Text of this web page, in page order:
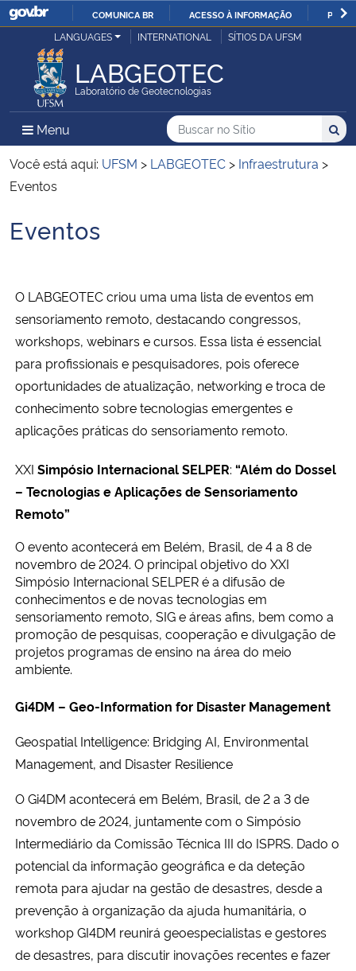
IR
O
COMUNICA BR ACESSO À INFORMAÇÃO
Ministério da Justiça e Segurança Pública
Ministério da Defesa
Ministério das Relações Exteriores
Ministério da Infraestrutura
Ministério da Educação
Ministério da Cidadania
Ministério da Saúde
Ministério da Ciência, Tecnologia, Inovações e Comunicações
Ministério do Turismo
Ministério do Desenvolvimento Regional
Controladoria-Geral da União
Ministério da Mulher, da Família e dos Direitos Humanos
Secretaria-Geral
Secretaria de Governo
Advocacia-Geral da União
Banco Central do Brasil
Planalto
LANGUAGES INTERNATIONAL SÍTIOS DA UFSM
LABGEOTEC
Laboratório de Geotecnologias
Menu Menu Principal do Sítio
Busca
Buscar no no Sítio
Busca:
Você está aqui: UFSM > LABGEOTEC > Infraestrutura >
Eventos
Início do conteúdo
Eventos
O LABGEOTEC criou uma uma lista de eventos em
sensoriamento remoto, destacando congressos,
workshops, webinars e cursos. Essa lista é essencial
para profissionais e pesquisadores, pois oferece
oportunidades de atualização, networking e troca de
conhecimento sobre tecnologias emergentes e
aplicações práticas do sensoriamento remoto.
XXI Simpósio Internacional SELPER: “Além do Dossel
– Tecnologias e Aplicações de Sensoriamento
Remoto”
O evento acontecerá em Belém, Brasil, de 4 a 8 de
novembro de 2024. O principal objetivo do XXI
Simpósio Internacional SELPER é a difusão de
conhecimentos e de novas tecnologias em
sensoriamento remoto, SIG e áreas afins, bem como a
promoção de pesquisas, cooperação e divulgação de
projetos programas de ensino na área do meio
ambiente.
Gi4DM – Geo-Information for Disaster Management
Geospatial Intelligence: Bridging AI, Environmental
Management, and Disaster Resilience
O Gi4DM acontecerá em Belém, Brasil, de 2 a 3 de
novembro de 2024, juntamente com o Simpósio
Intermediário da Comissão Técnica III do ISPRS. Dado o
potencial da informação geográfica e da deteção
remota para ajudar na gestão de desastres, desde a
prevenção à organização da ajuda humanitária, o
workshop GI4DM reunirá geoespecialistas e gestores
de desastres, para discutir inovações recentes e fazer